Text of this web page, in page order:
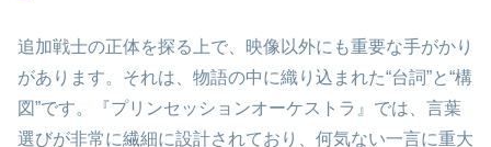
追加戦士の正体を探る上で、映像以外にも重要な手がかり
があります。それは、物語の中に織り込まれた“台詞”と“構
図”です。『プリンセッションオーケストラ』では、言葉
選びが非常に繊細に設計されており、何気ない一言に重大